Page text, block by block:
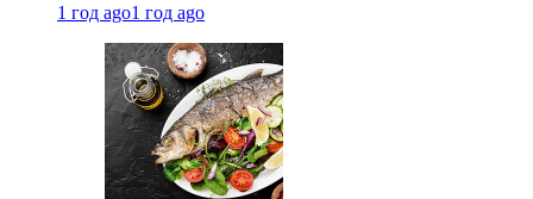
1 год ago1 год ago